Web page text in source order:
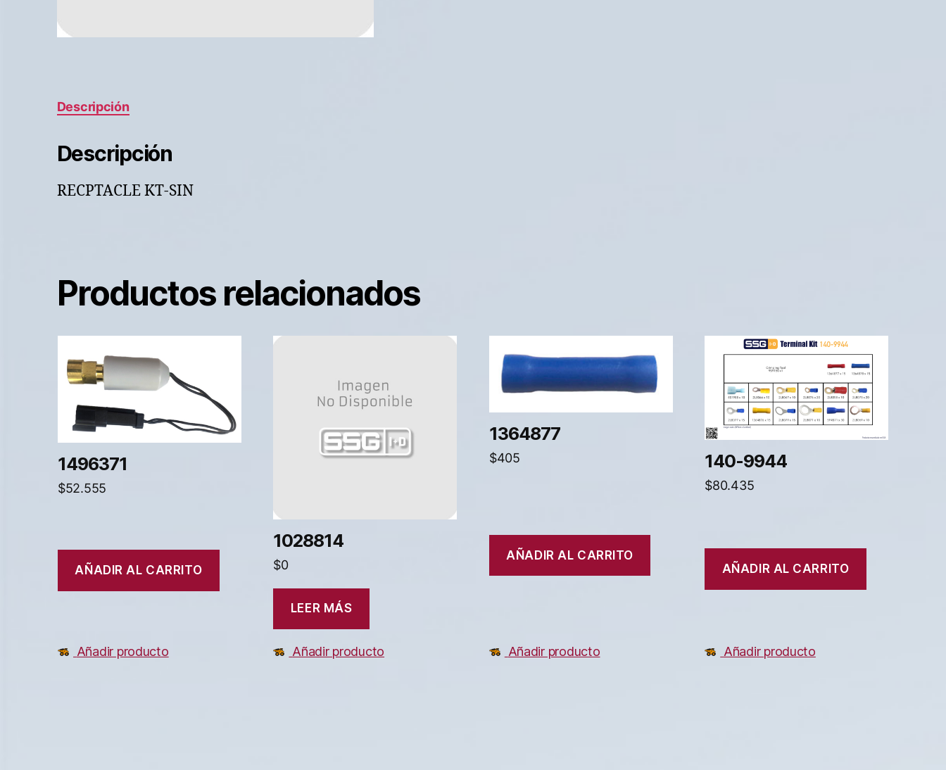
Descripción
Descripción
RECPTACLE KT-SIN
Productos relacionados
1496371
$52.555
AÑADIR AL CARRITO
Añadir producto
1028814
$0
LEER MÁS
Añadir producto
1364877
$405
AÑADIR AL CARRITO
Añadir producto
140-9944
$80.435
AÑADIR AL CARRITO
Añadir producto